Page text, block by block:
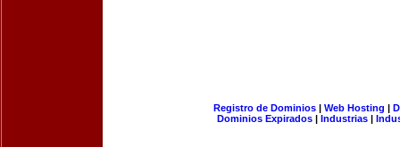
Registro de Dominios| Web Hosting |
Dominios Expirados | Industrias |